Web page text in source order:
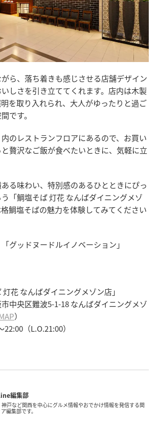
ら、落ち着きも感じさせる店舗デザイン
しさを引き立ててくれます。店内は木製
を取り入れられ、大人がゆったりと過ご
です。
内のレストランフロアにあるので、お買い
贅沢なご飯が食べたいときに、気軽に立
る味わい、特別感のあるひとときにぴっ
「鯛塩そば 灯花 なんばダイニングメゾ
鯛塩そばの魅力を体験してみてください
グッドヌードルイノベーション」
花 なんばダイニングメゾン店」
中央区難波5-1-18 なんばダイニングメゾ
）
（L.O.21:00）
編集部
戸など関西を中心にグルメ情報やおでかけ情報を発信する関
編集部です。